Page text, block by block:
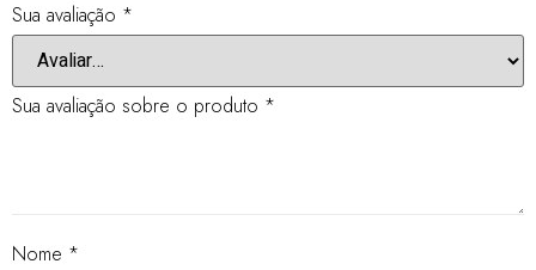
Sua avaliação *
Sua avaliação sobre o produto *
Nome *